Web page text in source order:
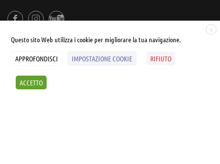
Sintesi e liberatorie
X
Questo sito Web utilizza i cookie per migliorare la tua navigazione.
APPROFONDISCI IMPOSTAZIONE COOKIE RIFIUTO
ACCETTO